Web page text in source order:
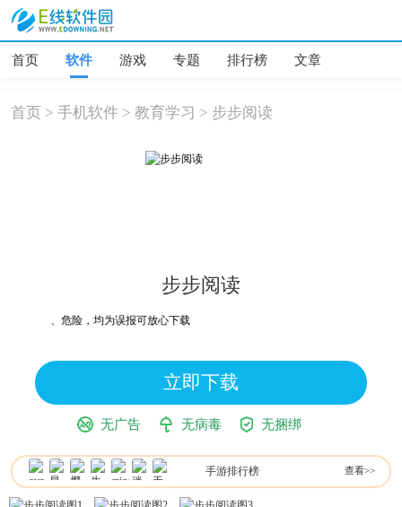
首页 软件 游戏 专题 排行榜 文章
首页 >手机软件 >教育学习 > 步步阅读
步步阅读
、木马、危险，均为误报可放心下载
立即下载
无广告 无病毒 无捆绑
手游排行榜 查看>>